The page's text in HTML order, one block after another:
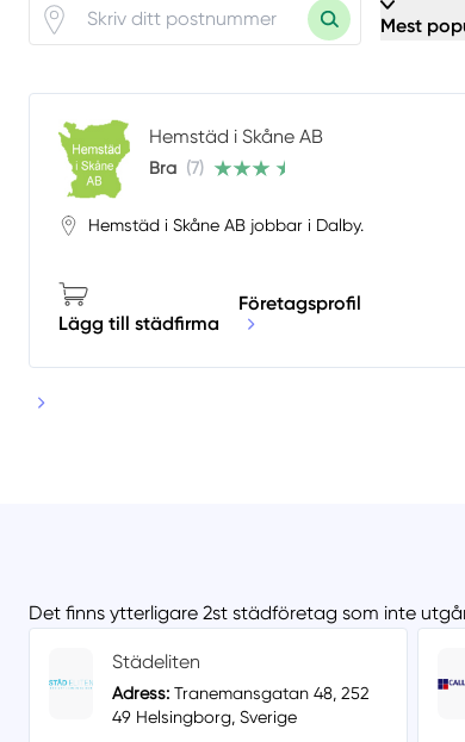
Mest
Hemstäd i Skåne AB
Bra (7)
Hemstäd i Skåne AB jobbar i Dalby.
Lägg till städfirma
Företagsprofil
Det finns ytterligare 2st städföretag som inte
Städeliten
Adress:Tranemansgatan 48, 252
49 Helsingborg, Sverige